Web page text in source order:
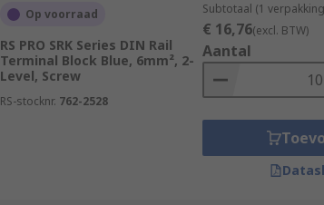
Op voorraad
RS PRO SRK Series DIN Rail
Terminal Block Blue, 6mm², 2-
Level, Screw
RS-stocknr. 762-2528
Subtotaal (1
€ 16,76(excl. BTW)
Aantal